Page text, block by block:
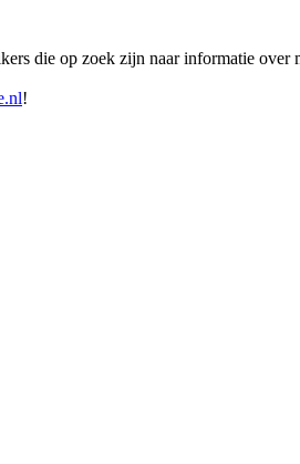
die op zoek zijn naar informatie
!